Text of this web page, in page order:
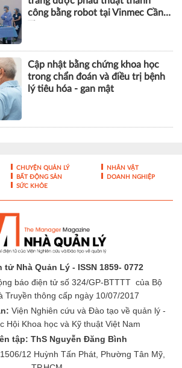
phục hồi thần kì sau thay khớp
gối bằng robot CORI
Liên tiếp nhiều ca ung thư đại
tràng được phẫu thuật thành
công bằng robot tại Vinmec Cần
lý tiêu hóa - gan mật
CHUYỆN QUẢN LÝ
NHÂN VẬT
SỨC KHỎE
tử Nhà Quản Lý - ISSN 1859- 0772
báo điện tử số 324/GP-BTTTT của Bộ